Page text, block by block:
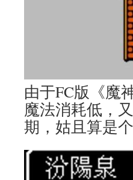
由于FC版《魔
魔法消耗低，
期，姑且算是